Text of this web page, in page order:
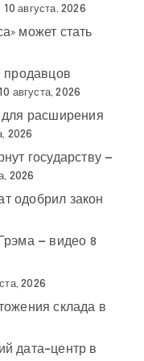
10 августа, 2026
может стать
продавцов
10 августа, 2026
расширения
2026
государству —
2026
одобрил закон
— видео 8
2026
склада в
дата-центр в